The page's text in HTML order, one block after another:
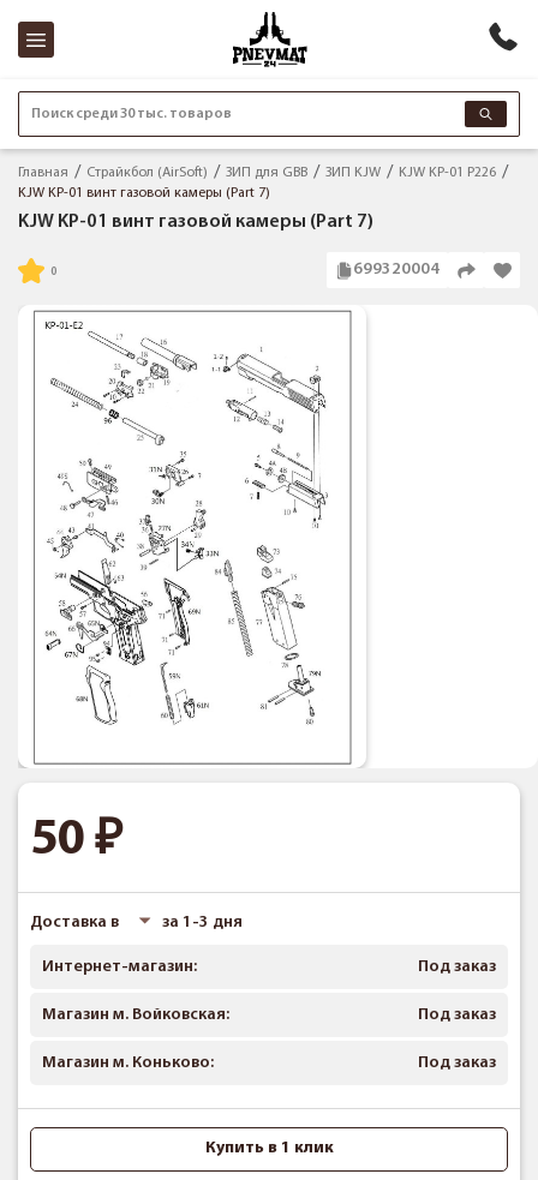
Поиск среди 30 тыс. товаров
Главная Страйкбол (AirSoft) ЗИП для GBB ЗИП KJW
KJW KP-01 P226
KJW KP-01 винт газовой камеры (Part 7)
KJW KP-01 винт газовой камеры (Part 7)
699320004
50
Доставка в за 1-3 дня
Интернет-магазин: Под заказ
Магазин м. Войковская: Под заказ
Магазин м. Коньково: Под заказ
Купить в 1 клик